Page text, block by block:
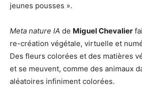
jeunes pousses ».
Meta nature IA de Miguel Chevalier
re-création végétale, virtuelle et
Des fleurs colorées et des matières
et se meuvent, comme des animaux
aléatoires infiniment colorées.